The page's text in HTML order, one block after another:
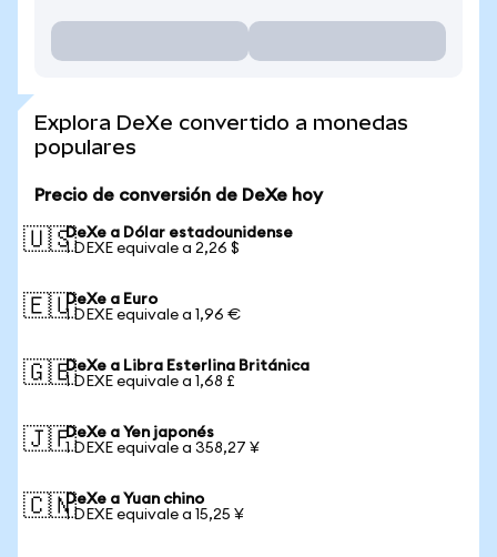
Explora DeXe convertido a monedas
populares
Precio de conversión de DeXe hoy
🇺🇸DeXe a Dólar estadounidense
1 DEXE equivale a 2,26 $
🇪🇺DeXe a Euro
1 DEXE equivale a 1,96 €
🇬🇧DeXe a Libra Esterlina Británica
1 DEXE equivale a 1,68 £
🇯🇵DeXe a Yen japonés
1 DEXE equivale a 358,27 ¥
🇨🇳DeXe a Yuan chino
1 DEXE equivale a 15,25 ¥